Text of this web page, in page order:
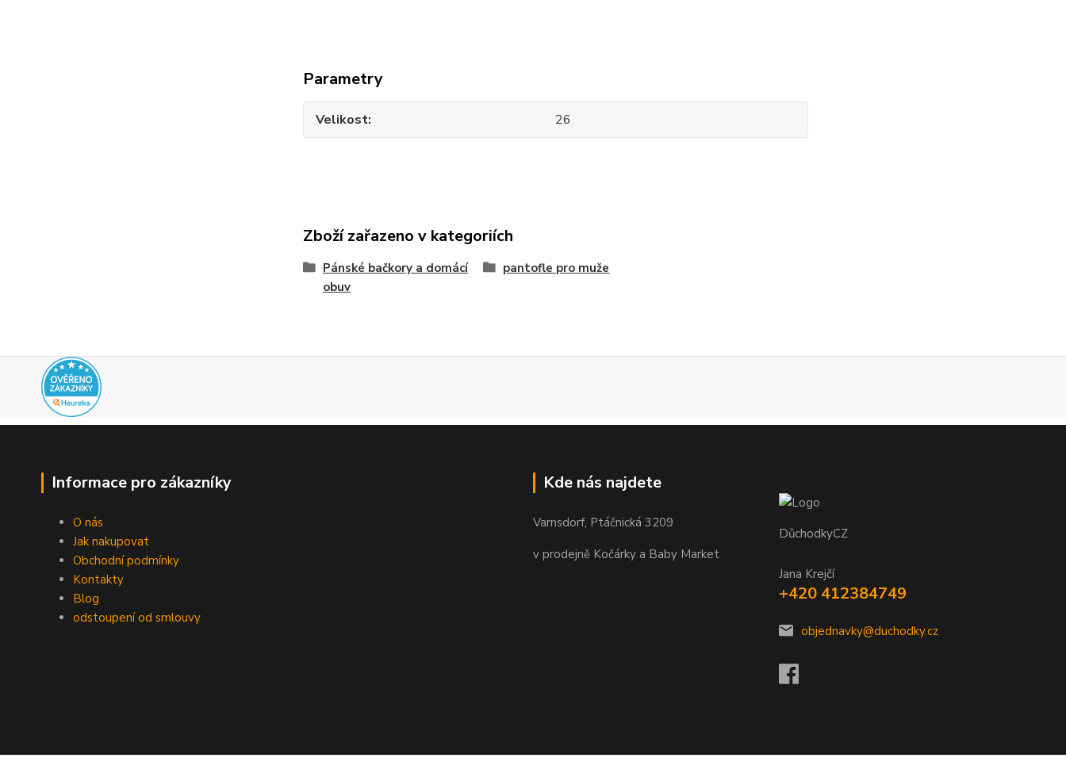
Parametry
Velikost 26
Zboží zařazeno v kategoriích
Pánské bačkory a domácí
obuv
pantofle pro muže
Informace pro zákazníky
O nás
Jak nakupovat
Obchodní podmínky
Kontakty
Blog
odstoupení od smlouvy
Kde nás najdete
Varnsdorf, Ptáčnická 3209
v prodejně Kočárky a Baby Market
DůchodkyCZ
Jana Krejčí
+420 412384749
objednavky@duchodky.cz